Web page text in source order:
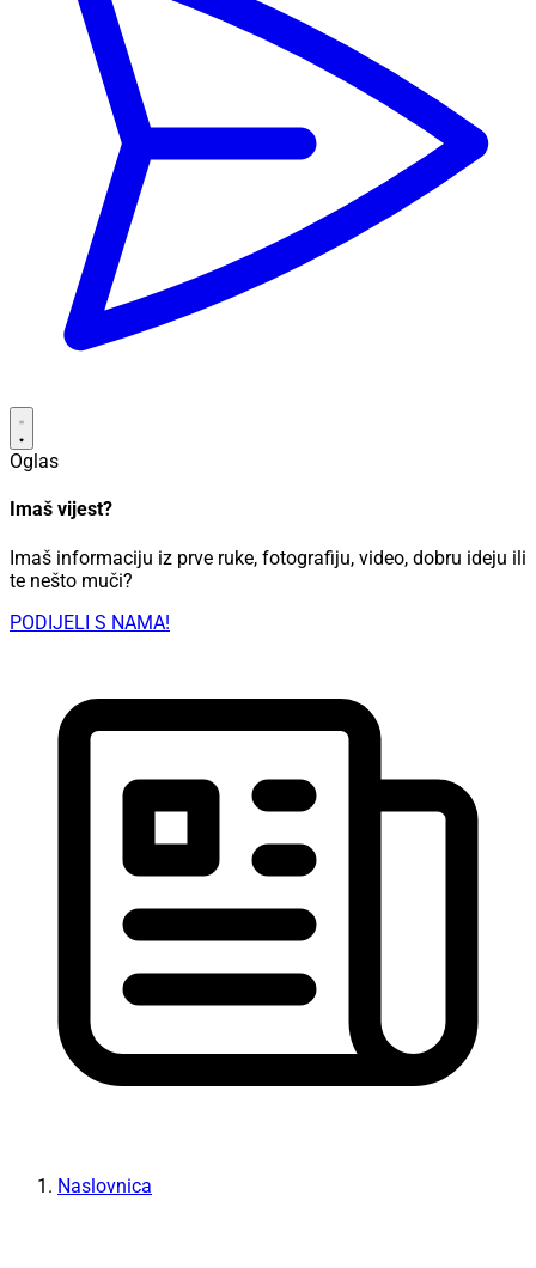
Oglas
Imaš vijest?
Imaš informaciju iz prve ruke, fotografiju, video, dobru ideju ili
te nešto muči?
PODIJELI S NAMA!
Naslovnica